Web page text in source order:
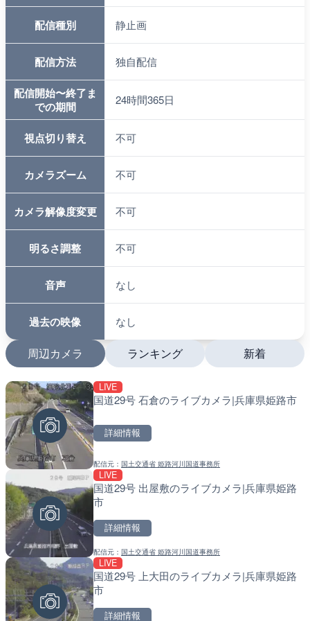
配信種別 静止画
配信方法 独自配信
配信開始〜終了ま
での期間
24時間365日
視点切り替え 不可
カメラズーム 不可
カメラ解像度変更 不可
明るさ調整 不可
音声 なし
過去の映像 なし
周辺カメラ
LIVE
国道29号 石倉のライブカメラ|兵庫県姫路市
詳細情報
配信元：国土交通省 姫路河川国道事務所
LIVE
国道29号 出屋敷のライブカメラ|兵庫県姫路
市
詳細情報
配信元：国土交通省 姫路河川国道事務所
LIVE
国道29号 上大田のライブカメラ|兵庫県姫路
市
詳細情報
ランキング
沖永良部島海岸のライブ
配信元：和泊町
内海海水浴場のライブカ
配信元：南知多町観光協会
手結港(YASU海の駅クラ
新着
南出川水門付近のライブ
配信元：日高町役場
比井川水門付近から比井
配信元：日高町役場
小浦川水門付近から小浦